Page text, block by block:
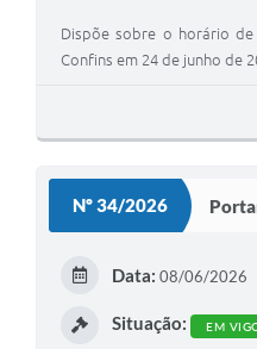
Dispõe sobre o horário
Confins em 24 de junho de
Nº 34/2026
Data: 08/06/2026
Situação: EM